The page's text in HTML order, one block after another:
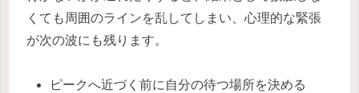
くても周囲のラインを乱してしまい、心理的な緊張
が次の波にも残ります。
ピークへ近づく前に自分の待つ場所を決める